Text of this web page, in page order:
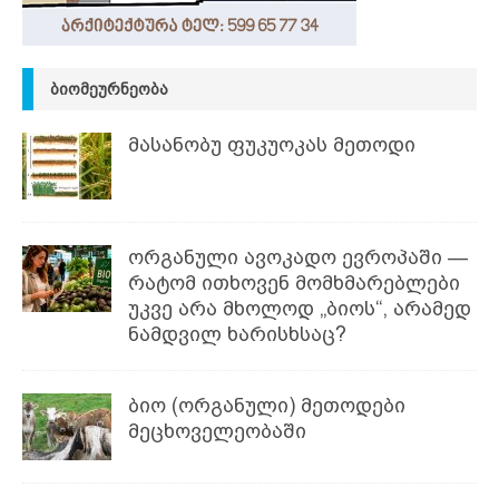
ᲑᲘᲝᲛᲔᲣᲠᲜᲔᲝᲑᲐ
მასანობუ ფუკუოკას მეთოდი
ორგანული ავოკადო ევროპაში —
რატომ ითხოვენ მომხმარებლები
უკვე არა მხოლოდ „ბიოს“, არამედ
ნამდვილ ხარისხსაც?
ბიო (ორგანული) მეთოდები
მეცხოველეობაში